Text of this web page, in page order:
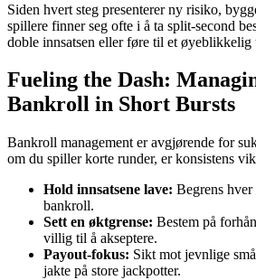
Siden hvert steg presenterer ny risiko,
spillere finner seg ofte i å ta split‑second
doble innsatsen eller føre til et øyeblikkelig
Fueling the Dash:
Bankroll in Short Bursts
Bankroll management er avgjørende for
om du spiller korte runder, er konsistens
Hold innsatsene lave: Begrens
bankroll.
Sett en øktgrense: Bestem på
villig til å akseptere.
Payout-fokus: Sikt mot jevnlige
jakte på store jackpotter.